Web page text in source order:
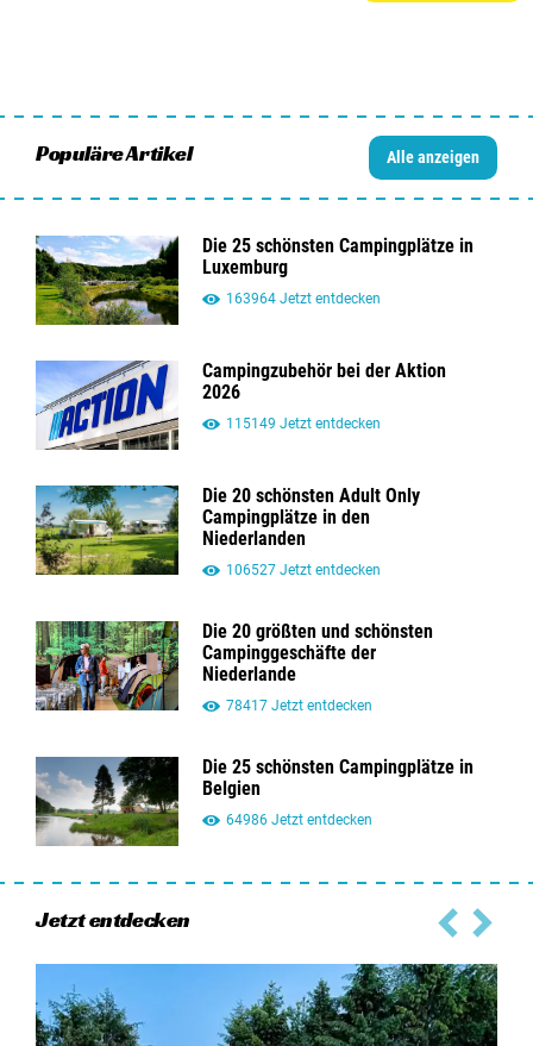
Populäre Artikel Alle anzeigen
Die 25 schönsten Campingplätze in
Luxemburg
163964 Jetzt entdecken
Campingzubehör bei der Aktion
2026
115149 Jetzt entdecken
Die 20 schönsten Adult Only
Campingplätze in den
Niederlanden
106527 Jetzt entdecken
Die 20 größten und schönsten
Campinggeschäfte der
Niederlande
78417 Jetzt entdecken
Die 25 schönsten Campingplätze in
Belgien
64986 Jetzt entdecken
Jetzt entdecken